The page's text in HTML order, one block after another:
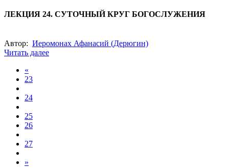
ЛЕКЦИЯ 24. СУТОЧНЫЙ КРУГ БОГОСЛУЖЕНИЯ
Автор: Иеромонах Афанасий (Дерюгин)
Читать далее
«
23
24
25
26
27
»